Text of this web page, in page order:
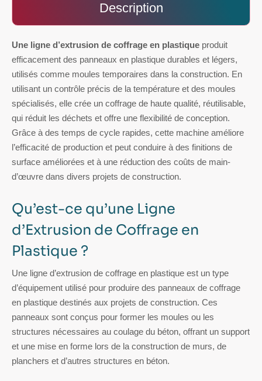
Description
Une ligne d’extrusion de coffrage en plastique produit
efficacement des panneaux en plastique durables et légers,
utilisés comme moules temporaires dans la construction. En
utilisant un contrôle précis de la température et des moules
spécialisés, elle crée un coffrage de haute qualité, réutilisable,
qui réduit les déchets et offre une flexibilité de conception.
Grâce à des temps de cycle rapides, cette machine améliore
l’efficacité de production et peut conduire à des finitions de
surface améliorées et à une réduction des coûts de main-
d’œuvre dans divers projets de construction.
Qu’est-ce qu’une Ligne
d’Extrusion de Coffrage en
Plastique ?
Une ligne d’extrusion de coffrage en plastique est un type
d’équipement utilisé pour produire des panneaux de coffrage
en plastique destinés aux projets de construction. Ces
panneaux sont conçus pour former les moules ou les
structures nécessaires au coulage du béton, offrant un support
et une mise en forme lors de la construction de murs, de
planchers et d’autres structures en béton.